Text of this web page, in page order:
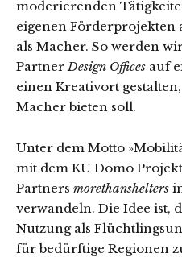
moderierenden
eigenen Förderprojekten
als Macher. So werden
PartnerDesign Offices auf
einen Kreativort
Macher bieten soll.
Unter dem Motto
mit dem KU Domo
Partners morethanshelters
verwandeln. Die Idee ist,
Nutzung als
für bedürftige Regionen